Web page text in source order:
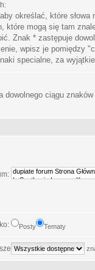
aby określać, które słowa
które mogą się tam
Znak * zastępuje
wpisz je pomiędzy "
specialne, za
dowolnego ciągu znaków
Posty Tematy